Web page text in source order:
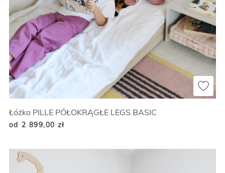
Łóżko PILLE PÓŁOKRĄGŁE LEGS BASIC
od 2 899,00 zł